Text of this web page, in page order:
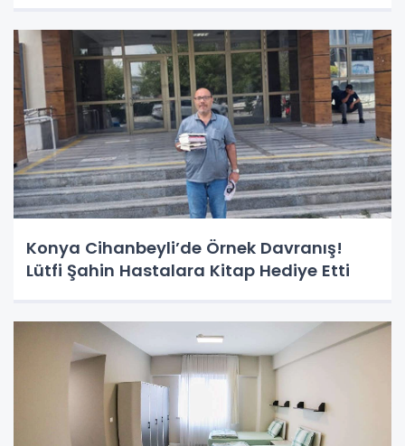
Konya Cihanbeyli’de Örnek Davranış!
Lütfi Şahin Hastalara Kitap Hediye Etti